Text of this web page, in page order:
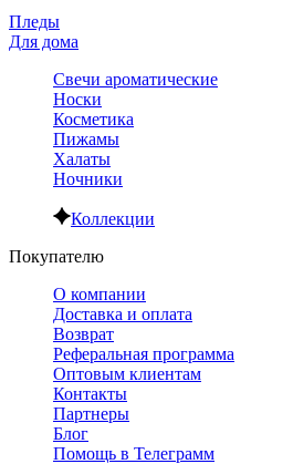
Пледы
Для дома
Свечи ароматические
Носки
Косметика
Пижамы
Халаты
Ночники
Коллекции
Покупателю
О компании
Доставка и оплата
Возврат
Реферальная программа
Оптовым клиентам
Контакты
Партнеры
Блог
Помощь в Телеграмм